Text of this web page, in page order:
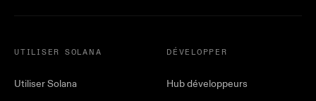
UTILISER SOLANA
Utiliser Solana
DÉVELOPPER
Hub développeurs